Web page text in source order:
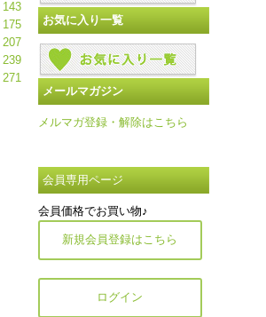
143
175
207
239
271
お気に入り一覧
メールマガジン
メルマガ登録・解除はこちら
会員専用ページ
会員価格でお買い物♪
新規会員登録はこちら
ログイン